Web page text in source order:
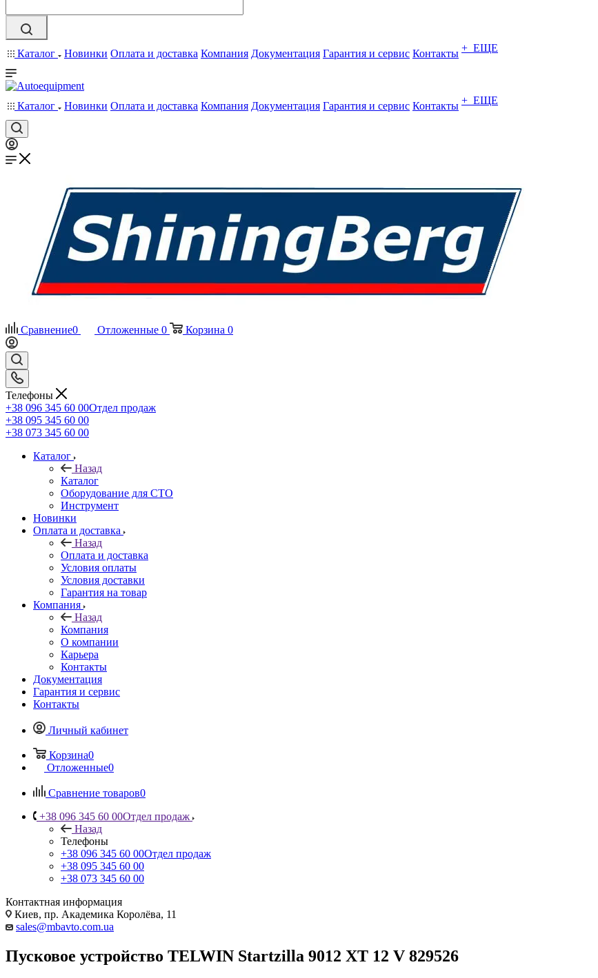
Каталог Новинки Оплата и доставка Компания Документация Гарантия и сервис Контакты + ЕЩЕ
Каталог Новинки Оплата и доставка Компания Документация Гарантия и сервис Контакты + ЕЩЕ
Сравнение0 Отложенные 0 Корзина 0
Телефоны
+38 096 345 60 00Отдел продаж
+38 095 345 60 00
+38 073 345 60 00
Каталог
Назад
Каталог
Оборудование для СТО
Инструмент
Новинки
Оплата и доставка
Назад
Оплата и доставка
Условия оплаты
Условия доставки
Гарантия на товар
Компания
Назад
Компания
О компании
Карьера
Контакты
Документация
Гарантия и сервис
Контакты
Личный кабинет
Корзина0
Отложенные0
Сравнение товаров0
+38 096 345 60 00Отдел продаж
Назад
Телефоны
+38 096 345 60 00Отдел продаж
+38 095 345 60 00
+38 073 345 60 00
Контактная информация
Киев, пр. Академика Королёва, 11
sales@mbavto.com.ua
Пусковое устройство TELWIN Startzilla 9012 XT 12 V 829526